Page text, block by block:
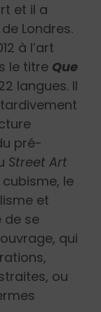
et il a
Londres.
à l’art
le titre Que
langues. Il
pré-
Street Art
cubisme, le
et
de se
qui
ou